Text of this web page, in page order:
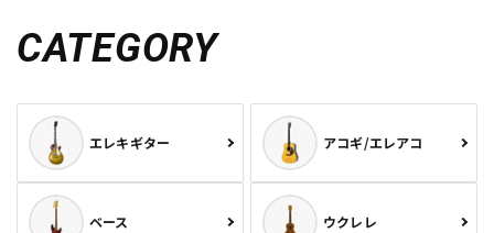
CATEGORY
エレキギター アコギ/エレアコ
ベース ウクレレ